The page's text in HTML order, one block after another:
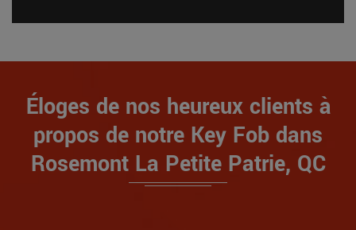
Éloges de nos heureux clients à
propos de notre Key Fob dans
Rosemont La Petite Patrie, QC